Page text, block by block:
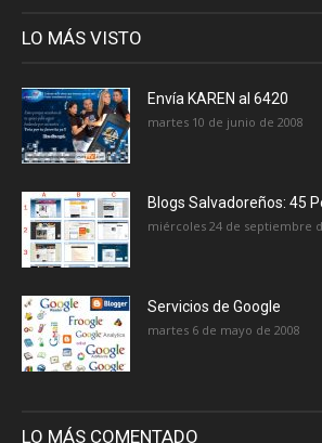
LO MÁS VISTO
Envía KAREN al 6420
martes 10 de junio de 2008
Blogs Salvadoreños: 45
miércoles 24 de septiembre
Servicios de Google
martes 6 de mayo de 2008
LO MÁS COMENTADO